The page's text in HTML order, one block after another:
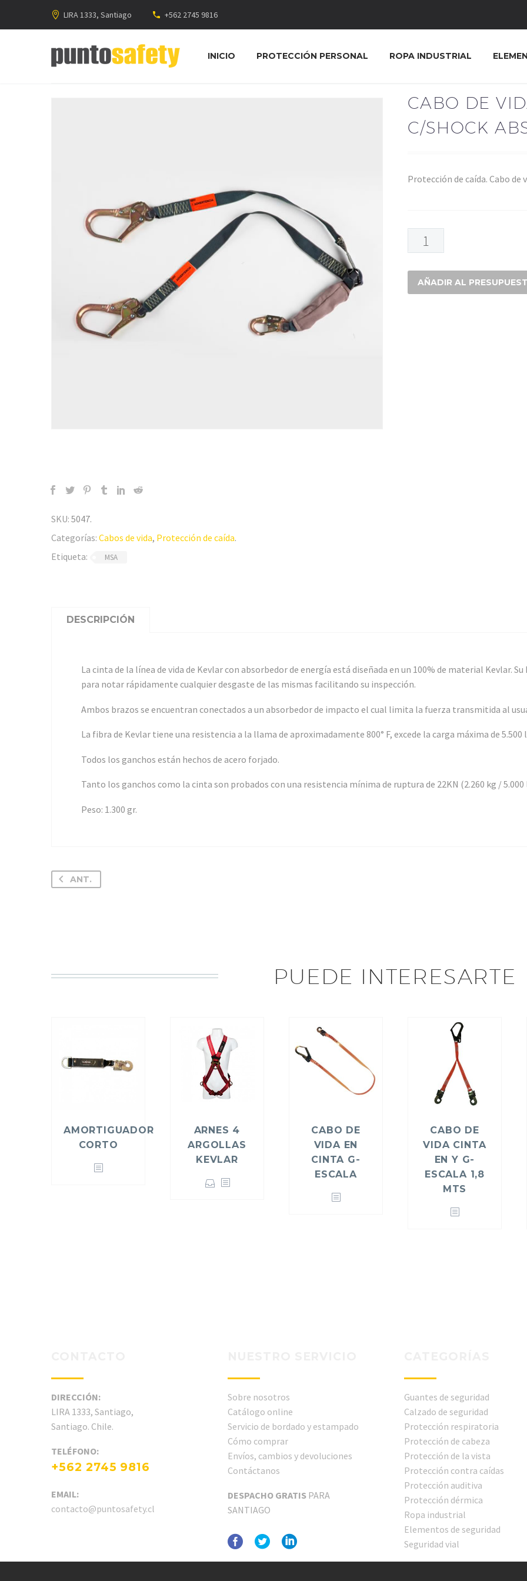
LIRA 1333, Santiago +562 2745 9816
INICIO PROTECCIÓN PERSONAL ROPA INDUSTRIAL
SKU: 5047.
Categorías: Cabos de vida, Protección de caída.
Etiqueta:
MSA
CABO DE
C/SHOCK
Protección de caída. Cabo de
CABO
DE
EN
Y
AÑADIR AL
DESCRIPCIÓN
La cinta de la línea de vida de Kevlar con absorbedor de energía está diseñada en un 100% de material Kevlar.
para notar rápidamente cualquier desgaste de las mismas facilitando su inspección.
Ambos brazos se encuentran conectados a un absorbedor de impacto el cual limita la fuerza transmitida al
La fibra de Kevlar tiene una resistencia a la llama de aproximadamente 800° F, excede la carga máxima de 5.500
Todos los ganchos están hechos de acero forjado.
Tanto los ganchos como la cinta son probados con una resistencia mínima de ruptura de 22KN (2.260 kg / 5.000
Peso: 1.300 gr.
ANT.
PUEDE INTERESARTE
AMORTIGUADOR
CORTO
ARNES 4
ARGOLLAS
KEVLAR
CABO DE
VIDA EN
CINTA G-
ESCALA
CABO DE
VIDA CINTA
EN Y G-
ESCALA 1,8
MTS
DIRECCIÓN:
LIRA 1333, Santiago,
Santiago. Chile.
TELÉFONO:
+562 2745 9816
EMAIL:
contacto@puntosafety.cl
Sobre nosotros
Catálogo online
Servicio de bordado y estampado
Cómo comprar
Envíos, cambios y devoluciones
Contáctanos
DESPACHO GRATIS PARA
SANTIAGO
Guantes de seguridad
Calzado de seguridad
Protección respiratoria
Protección de cabeza
Protección de la vista
Protección contra caídas
Protección auditiva
Protección dérmica
Ropa industrial
Elementos de seguridad
Seguridad vial